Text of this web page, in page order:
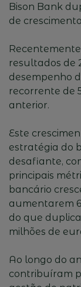
Bison Bank
de
resultados de
desempenho
recorrente de
anterior.
Este
estratégia do
desafiante,
principais
bancário
aumentarem
do que
milhões de
Ao longo do
contribuíram